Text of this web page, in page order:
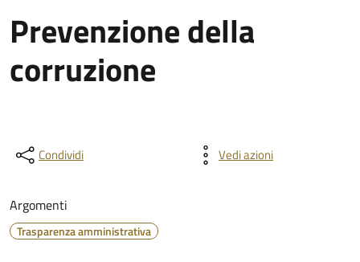
Prevenzione della
corruzione
Condividi Vedi azioni
Argomenti
Trasparenza amministrativa